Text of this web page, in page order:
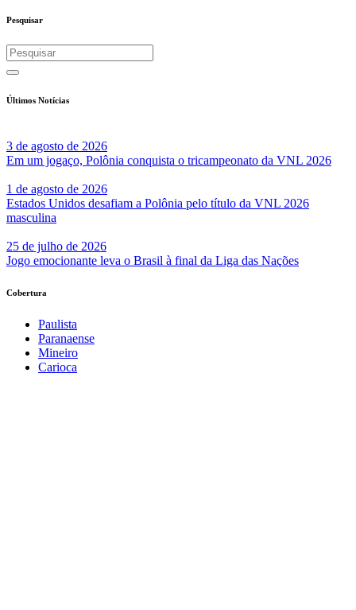
Pesquisar
Últimos Notícias
3 de agosto de 2026
Em um jogaço, Polônia conquista o tricampeonato da VNL 2026
1 de agosto de 2026
Estados Unidos desafiam a Polônia pelo título da VNL 2026
masculina
25 de julho de 2026
Jogo emocionante leva o Brasil à final da Liga das Nações
Cobertura
Paulista
Paranaense
Mineiro
Carioca